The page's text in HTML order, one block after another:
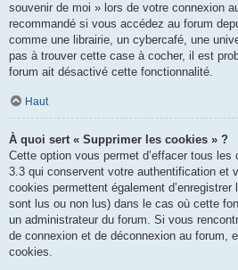
souvenir de moi » lors de votre connexion
recommandé si vous accédez au forum
comme une librairie, un cybercafé, une
pas à trouver cette case à cocher, il est
forum ait désactivé cette fonctionnalité.
Haut
À quoi sert « Supprimer les cookies » ?
Cette option vous permet d’effacer tous les
3.3 qui conservent votre authentification et
cookies permettent également
sont lus ou non lus) dans le cas où cette
un administrateur du forum. Si vous
de connexion et de déconnexion au forum,
cookies.